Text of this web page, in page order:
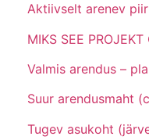
Aktiivselt arenev
MIKS SEE PROJEKT
Valmis arendus –
Suur arendusmaht
Tugev asukoht